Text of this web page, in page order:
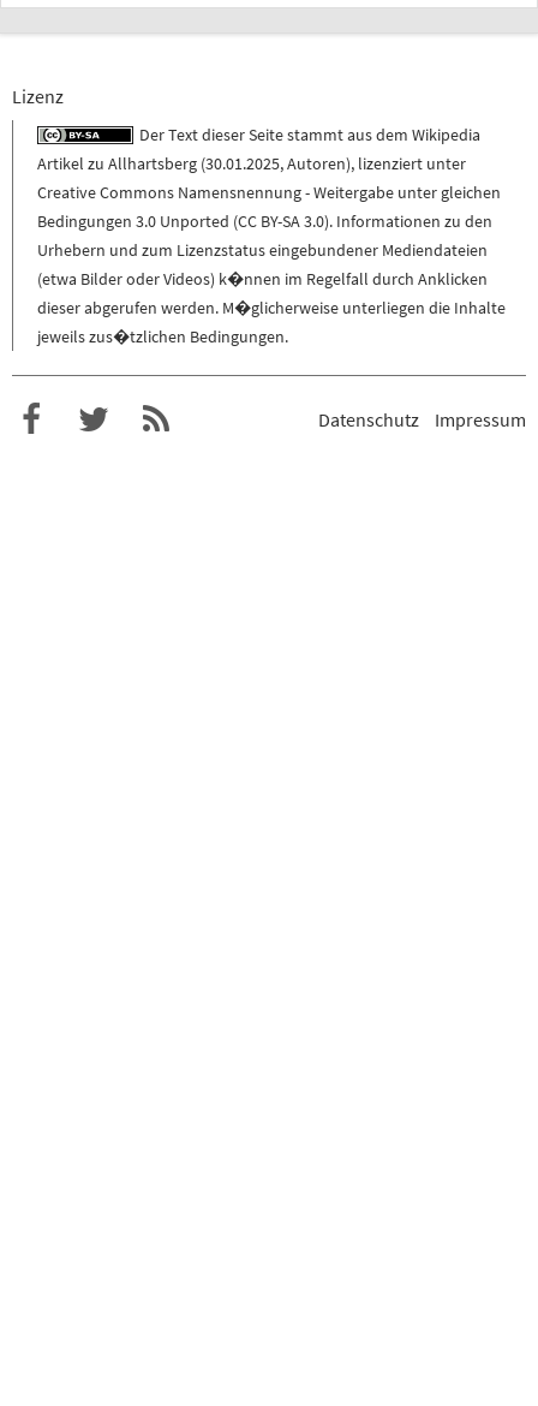
Lizenz
Der Text dieser Seite stammt aus dem Wikipedia
Artikel zu Allhartsberg (30.01.2025,Autoren), lizenziert unter
Creative Commons Namensnennung - Weitergabe unter gleichen
Bedingungen 3.0 Unported (CC BY-SA 3.0). Informationen zu den
Urhebern und zum Lizenzstatus eingebundener Mediendateien
(etwa Bilder oder Videos) k�nnen im Regelfall durch Anklicken
dieser abgerufen werden. M�glicherweise unterliegen die Inhalte
jeweils zus�tzlichen Bedingungen.
Datenschutz Impressum